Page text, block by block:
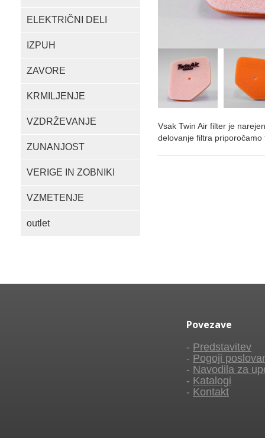
ELEKTRIČNI DELI
IZPUH
ZAVORE
KRMILJENJE
VZDRŽEVANJE
ZUNANJOST
VERIGE IN ZOBNIKI
VZMETENJE
outlet
Vsak Twin Air filter je
delovanje filtra priporočamo
Povezave
- Predstavitev
- Pogoji
- Navodila za
- Katalogi
- Kontakt